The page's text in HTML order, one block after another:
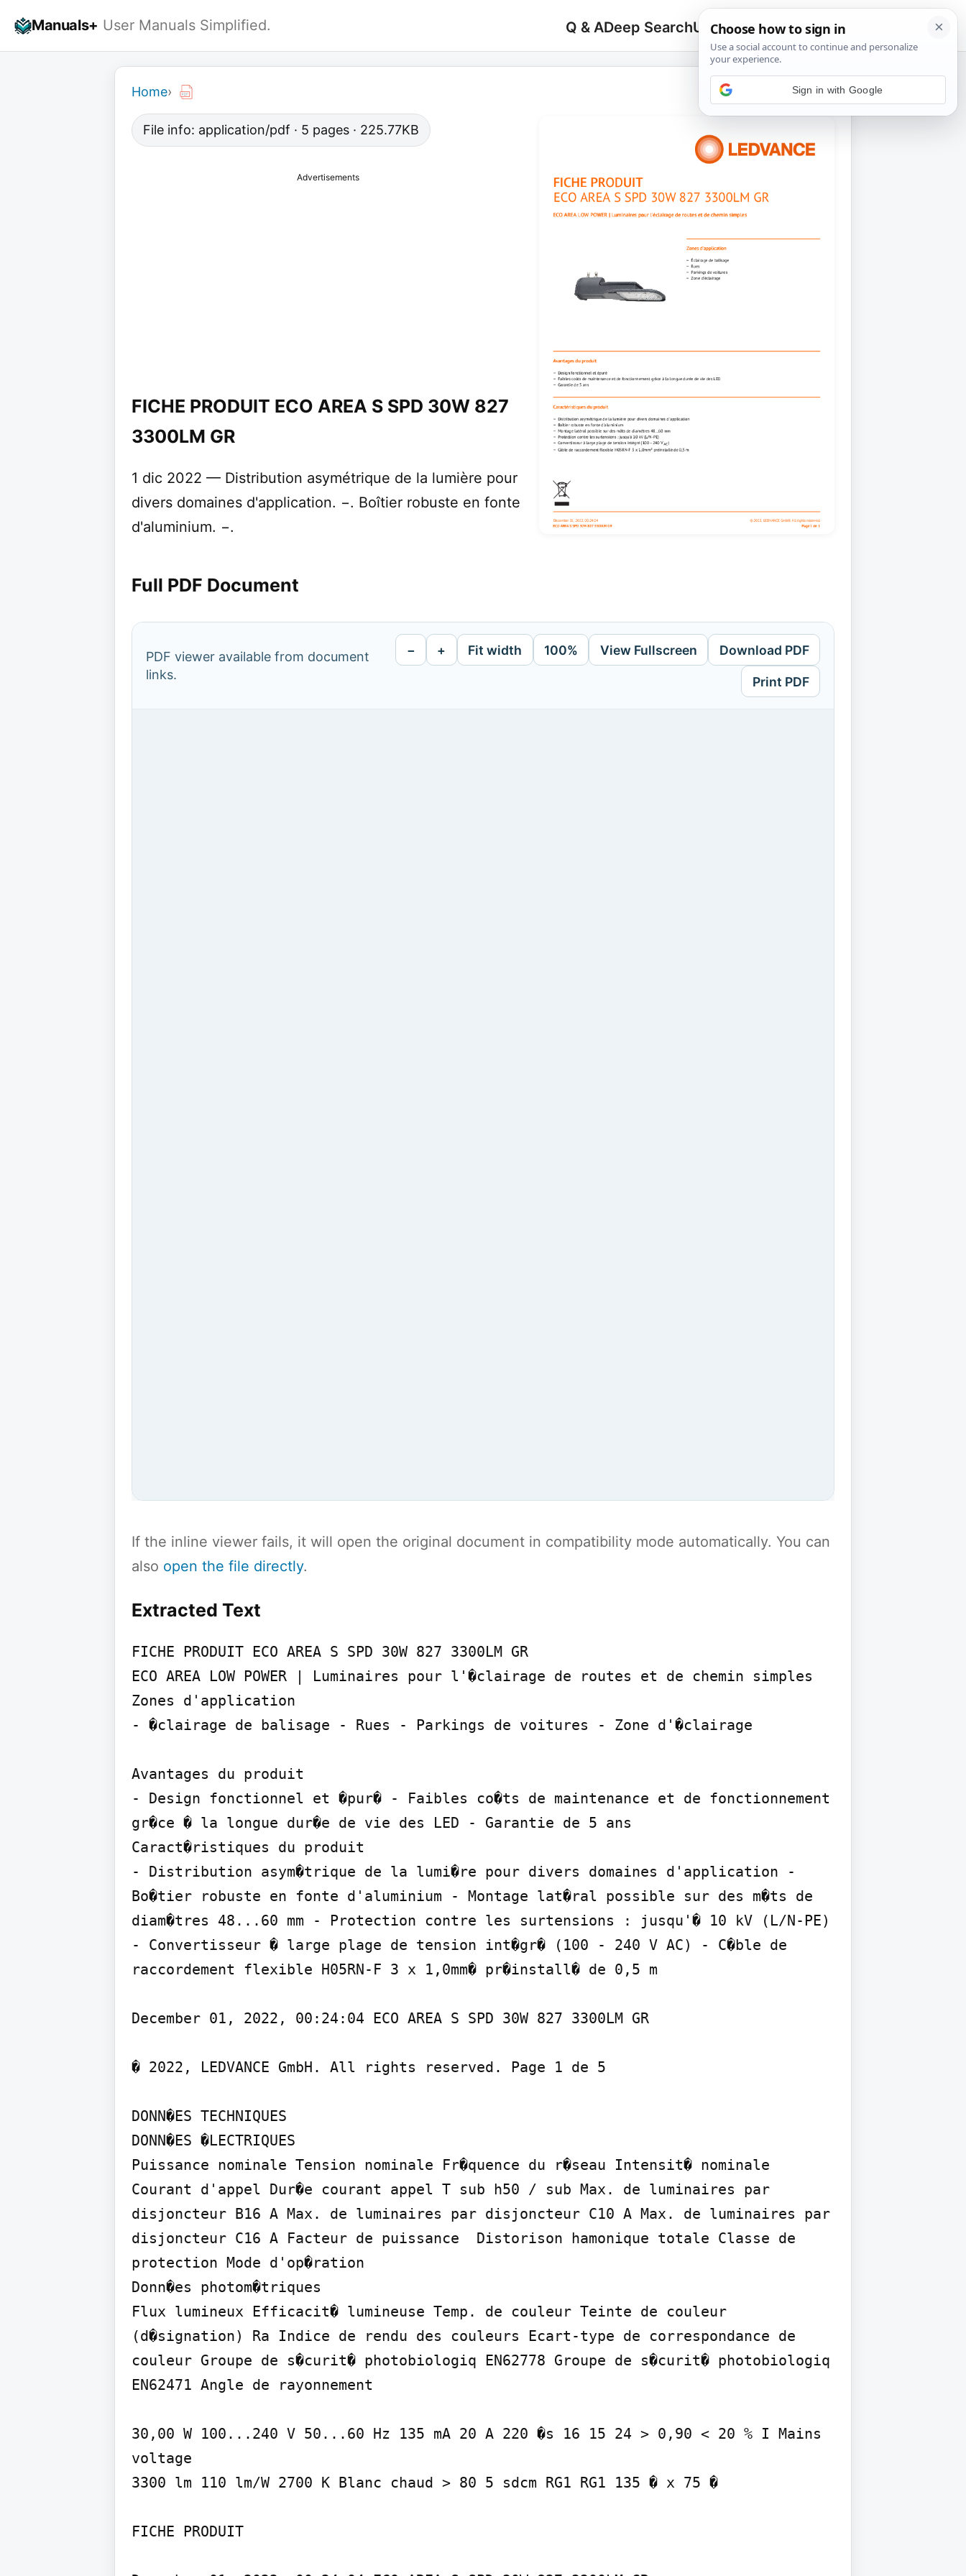
Manuals+ User Manuals Simplified. Q & ADeep SearchUpload
Search
for:
🔍
Home›
File info: application/pdf · 5 pages · 225.77KB
Advertisements
FICHE PRODUIT ECO AREA S SPD 30W 827
3300LM GR
1 dic 2022 — Distribution asymétrique de la lumière pour
divers domaines d'application. −. Boîtier robuste en fonte
d'aluminium. −.
Full PDF Document
PDF viewer available from document
links.
− + Fit width 100% View Fullscreen Download PDF
Print PDF
If the inline viewer fails, it will open the original document in compatibility mode automatically. You can
also open the file directly.
Extracted Text
FICHE PRODUIT ECO AREA S SPD 30W 827 3300LM GR
ECO AREA LOW POWER | Luminaires pour l'�clairage de routes et de chemin simples
Zones d'application
- �clairage de balisage - Rues - Parkings de voitures - Zone d'�clairage
Avantages du produit
- Design fonctionnel et �pur� - Faibles co�ts de maintenance et de fonctionnement
gr�ce � la longue dur�e de vie des LED - Garantie de 5 ans
Caract�ristiques du produit
- Distribution asym�trique de la lumi�re pour divers domaines d'application -
Bo�tier robuste en fonte d'aluminium - Montage lat�ral possible sur des m�ts de
diam�tres 48...60 mm - Protection contre les surtensions : jusqu'� 10 kV (L/N-PE)
- Convertisseur � large plage de tension int�gr� (100 - 240 V AC) - C�ble de
raccordement flexible H05RN-F 3 x 1,0mm� pr�install� de 0,5 m
December 01, 2022, 00:24:04 ECO AREA S SPD 30W 827 3300LM GR
� 2022, LEDVANCE GmbH. All rights reserved. Page 1 de 5
DONN�ES TECHNIQUES
DONN�ES �LECTRIQUES
Puissance nominale Tension nominale Fr�quence du r�seau Intensit� nominale
Courant d'appel Dur�e courant appel T sub h50 / sub Max. de luminaires par
disjoncteur B16 A Max. de luminaires par disjoncteur C10 A Max. de luminaires par
disjoncteur C16 A Facteur de puissance  Distorison hamonique totale Classe de
protection Mode d'op�ration
Donn�es photom�triques
Flux lumineux Efficacit� lumineuse Temp. de couleur Teinte de couleur
(d�signation) Ra Indice de rendu des couleurs Ecart-type de correspondance de
couleur Groupe de s�curit� photobiologiq EN62778 Groupe de s�curit� photobiologiq
EN62471 Angle de rayonnement
30,00 W 100...240 V 50...60 Hz 135 mA 20 A 220 �s 16 15 24 > 0,90 < 20 % I Mains
voltage
3300 lm 110 lm/W 2700 K Blanc chaud > 80 5 sdcm RG1 RG1 135 � x 75 �
FICHE PRODUIT